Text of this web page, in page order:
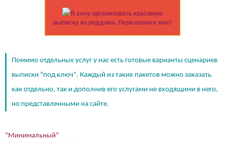
Я хочу организовать красивую
выписку из роддома. Перезвоните мне!
Помимо отдельных услуг у нас есть готовые варианты сценариев
выписки "под ключ". Каждый из таких пакетов можно заказать
как отдельно, так и дополнив его услугами не входящими в него,
но представленными на сайте.
"Минимальный"